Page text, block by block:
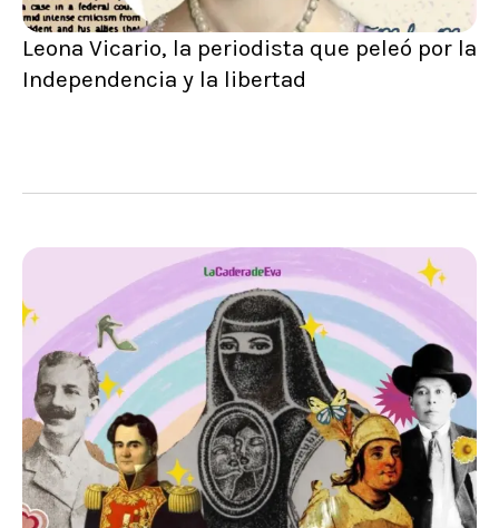
Leona Vicario, la periodista que peleó por la
Independencia y la libertad